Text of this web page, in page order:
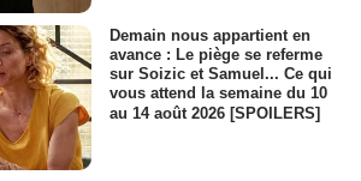
Demain nous appartient en
avance : Le piège se referme
sur Soizic et Samuel... Ce qui
vous attend la semaine du 10
au 14 août 2026 [SPOILERS]